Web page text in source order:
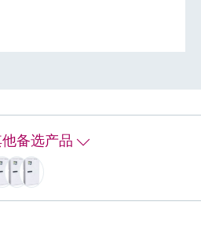
CA80AL
备选产品